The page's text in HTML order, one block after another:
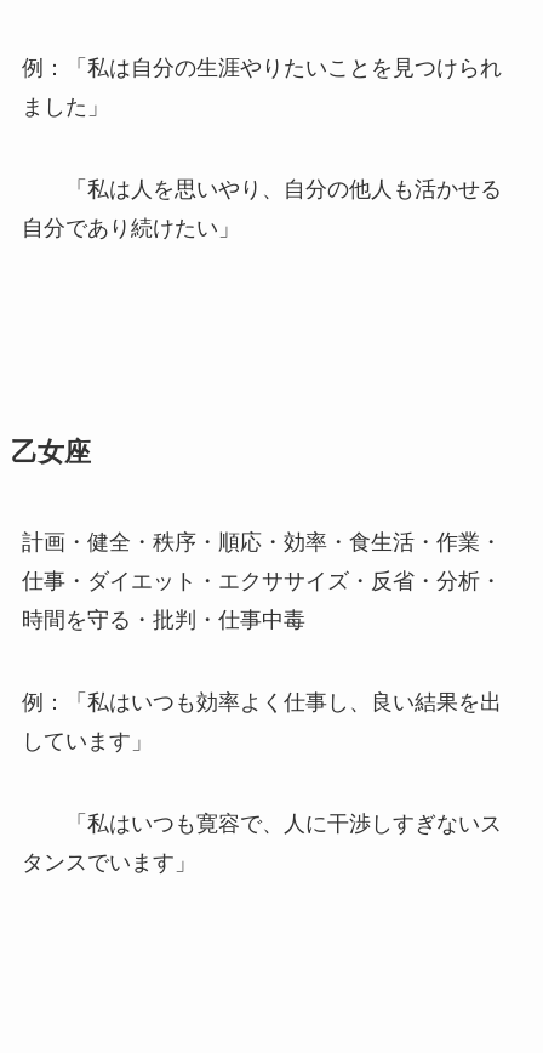
例：「私は自分の生涯やりたいことを見つけられ
ました」
「私は人を思いやり、自分の他人も活かせる
自分であり続けたい」
乙女座
計画・健全・秩序・順応・効率・食生活・作業・
仕事・ダイエット・エクササイズ・反省・分析・
時間を守る・批判・仕事中毒
例：「私はいつも効率よく仕事し、良い結果を出
しています」
「私はいつも寛容で、人に干渉しすぎないス
タンスでいます」